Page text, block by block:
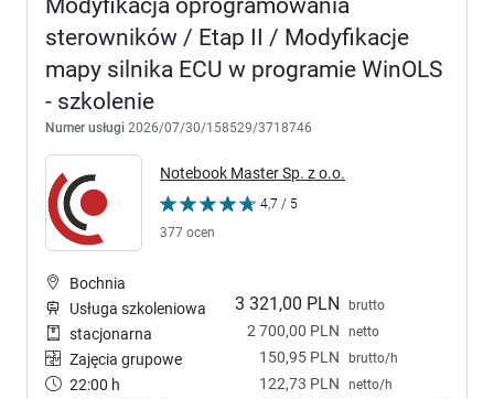
Modyfikacja oprogramowania
sterowników / Etap II / Modyfikacje
mapy silnika ECU w programie WinOLS
- szkolenie
Numer usługi 2026/07/30/158529/3718746
Notebook Master Sp. z o.o.
4,7 / 5
377 ocen
3 321,00 PLN brutto
2 700,00 PLN netto
150,95 PLN brutto/h
122,73 PLN netto/h
Bochnia
Usługa szkoleniowa
stacjonarna
Zajęcia grupowe
22:00 h